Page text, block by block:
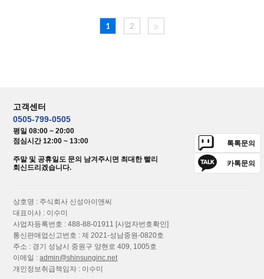
1 2
고객센터
0505-799-0505
평일 08:00 ~ 20:00
점심시간 12:00 ~ 13:00
주말 및 공휴일도 문의 남겨주시면 최대한 빨리
회신드리겠습니다.
톡톡문의
카톡문의
상호명 : 주식회사 신성아이앤씨
대표이사 : 이수미
사업자등록번호 : 488-88-01911 [사업자번호확인]
통신판매업신고번호 : 제 2021-성남중원-0820호
주소 : 경기 성남시 중원구 양현로 409, 1005호
이메일 :admin@shinsunginc.net
개인정보취급책임자 : 이수미